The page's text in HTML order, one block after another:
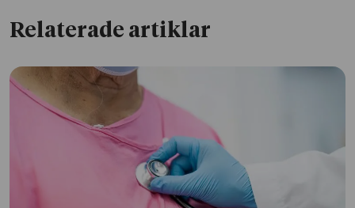
Relaterade artiklar